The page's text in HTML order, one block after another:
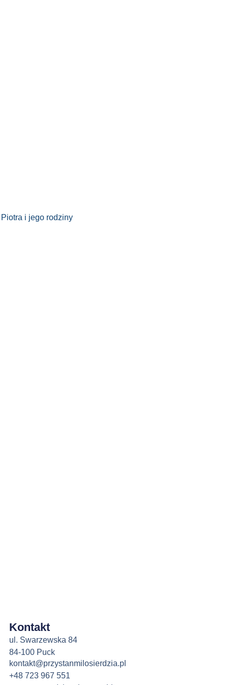
i jego rodziny
Kontakt
ul. Swarzewska 84
84-100 Puck
kontakt@przystanmilosierdzia.pl
+48 723 967 551